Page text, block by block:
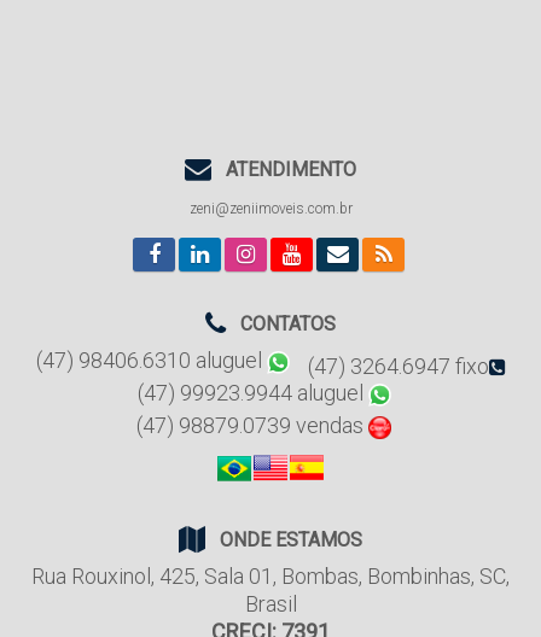
ATENDIMENTO
zeni@zeniimoveis.com.br
CONTATOS
(47) 98406.6310 aluguel
(47) 3264.6947 fixo
(47) 99923.9944 aluguel
(47) 98879.0739 vendas
ONDE ESTAMOS
Rua Rouxinol , 425, Sala 01 , Bombas, Bombinhas, SC,
Brasil